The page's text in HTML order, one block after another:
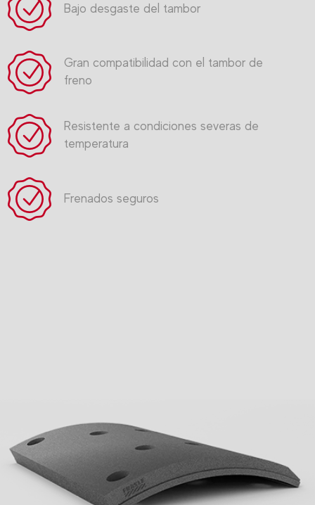
Bajo desgaste del tambor
Gran compatibilidad con el tambor de
freno
Resistente a condiciones severas de
temperatura
Frenados seguros